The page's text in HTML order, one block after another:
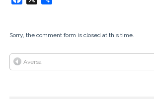
Sorry, the comment form is closed at this time.
Aversa